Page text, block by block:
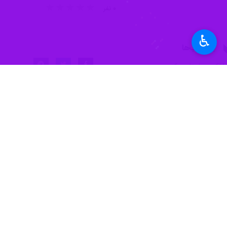
برچسب‌ها
اراک
استان مرکزی
♿︎